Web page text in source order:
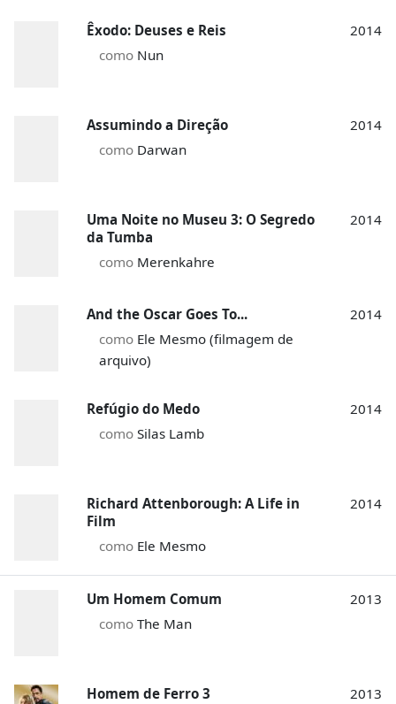
Êxodo: Deuses e Reis
como Nun
2014
Assumindo a Direção
como Darwan
2014
Uma Noite no Museu 3: O Segredo
da Tumba
como Merenkahre
2014
And the Oscar Goes To...
como Ele Mesmo (filmagem de
arquivo)
2014
Refúgio do Medo
como Silas Lamb
2014
Richard Attenborough: A Life in
Film
como Ele Mesmo
2014
Um Homem Comum
como The Man
2013
Homem de Ferro 3
2013